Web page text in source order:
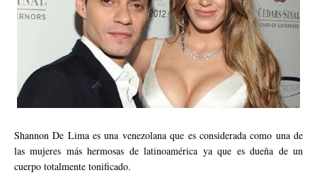
Shannon De Lima es una venezolana que es considerada como una de
las mujeres más hermosas de latinoamérica ya que es dueña de un
cuerpo totalmente tonificado.